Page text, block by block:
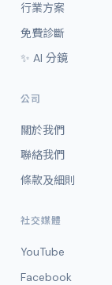
行業方案
免費診斷
✨ AI 分鏡
公司
關於我們
聯絡我們
條款及細則
社交媒體
YouTube
Facebook